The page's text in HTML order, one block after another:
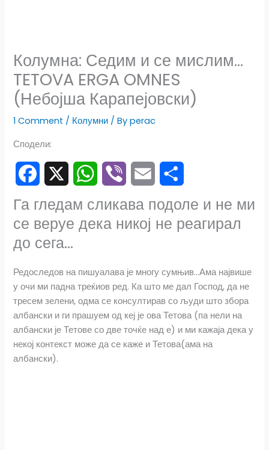
Колумна: Седим и се мислим…
TETOVA ERGA OMNES
(Небојша Карапејовски)
1 Comment / Колумни / Byperac
Сподели:
F
a
c
e
b
o
o
k
h
t
s
A
p
i
e
r
m
i
l
h
r
e
Га гледам сликава подоле и не ми
се веруе дека никој не реагирал
до сега…
Редоследов на пишуалава је многу сумњив…Ама највише
у очи ми падна треќиов ред. Ка што ме дал Господ, да не
тресем зелени, одма се консултирав со људи што збора
албански и ги прашуем од кеј је ова Тетова (па нели на
албански је Тетове со две точќе над е) и ми кажаја дека у
некој контекст може да се каже и Тетова(ама на
албански).